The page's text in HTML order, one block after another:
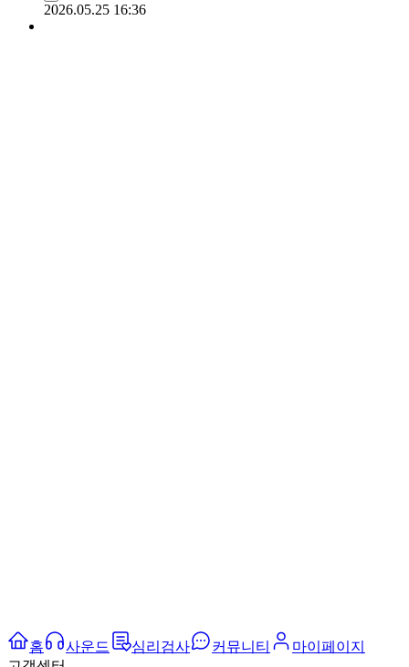
2026.05.25 16:36
홈 사운드 심리검사 커뮤니티
마이페이지